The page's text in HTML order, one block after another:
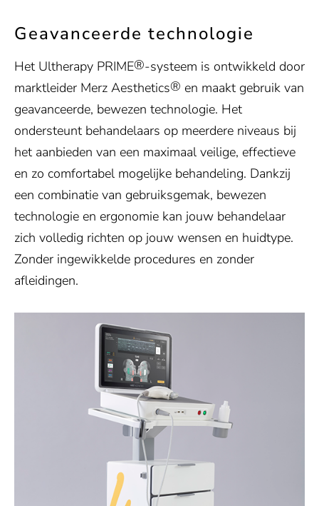
Geavanceerde technologie
Het Ultherapy PRIME®-systeem is ontwikkeld door
marktleider Merz Aesthetics® en maakt gebruik van
geavanceerde, bewezen technologie. Het
ondersteunt behandelaars op meerdere niveaus bij
het aanbieden van een maximaal veilige, effectieve
en zo comfortabel mogelijke behandeling. Dankzij
een combinatie van gebruiksgemak, bewezen
technologie en ergonomie kan jouw behandelaar
zich volledig richten op jouw wensen en huidtype.
Zonder ingewikkelde procedures en zonder
afleidingen.